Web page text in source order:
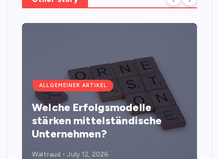
ALLGEMEINER ARTIKEL
Welche Erfolgsmodelle
stärken mittelständische
Unternehmen?
Waltraud July 12, 2026